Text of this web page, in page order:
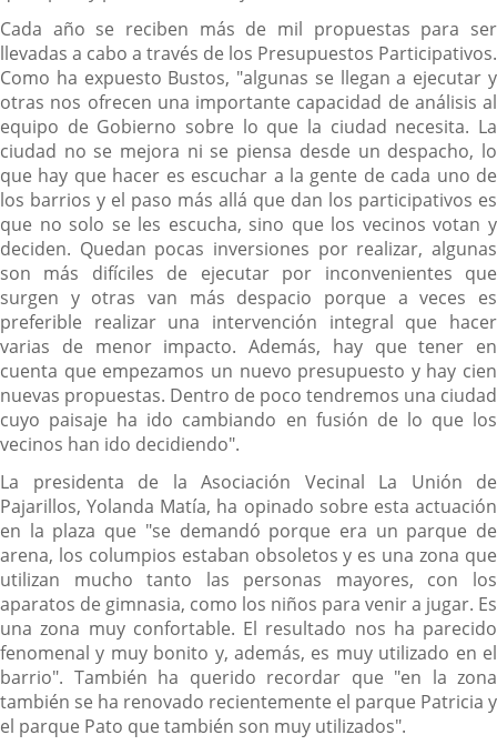
Cada año se reciben más de mil propuestas para ser
llevadas a cabo a través de los Presupuestos Participativos.
Como ha expuesto Bustos, "algunas se llegan a ejecutar y
otras nos ofrecen una importante capacidad de análisis al
equipo de Gobierno sobre lo que la ciudad necesita. La
ciudad no se mejora ni se piensa desde un despacho, lo
que hay que hacer es escuchar a la gente de cada uno de
los barrios y el paso más allá que dan los participativos es
que no solo se les escucha, sino que los vecinos votan y
deciden. Quedan pocas inversiones por realizar, algunas
son más difíciles de ejecutar por inconvenientes que
surgen y otras van más despacio porque a veces es
preferible realizar una intervención integral que hacer
varias de menor impacto. Además, hay que tener en
cuenta que empezamos un nuevo presupuesto y hay cien
nuevas propuestas. Dentro de poco tendremos una ciudad
cuyo paisaje ha ido cambiando en fusión de lo que los
vecinos han ido decidiendo".
La presidenta de la Asociación Vecinal La Unión de
Pajarillos, Yolanda Matía, ha opinado sobre esta actuación
en la plaza que "se demandó porque era un parque de
arena, los columpios estaban obsoletos y es una zona que
utilizan mucho tanto las personas mayores, con los
aparatos de gimnasia, como los niños para venir a jugar. Es
una zona muy confortable. El resultado nos ha parecido
fenomenal y muy bonito y, además, es muy utilizado en el
barrio". También ha querido recordar que "en la zona
también se ha renovado recientemente el parque Patricia y
el parque Pato que también son muy utilizados".